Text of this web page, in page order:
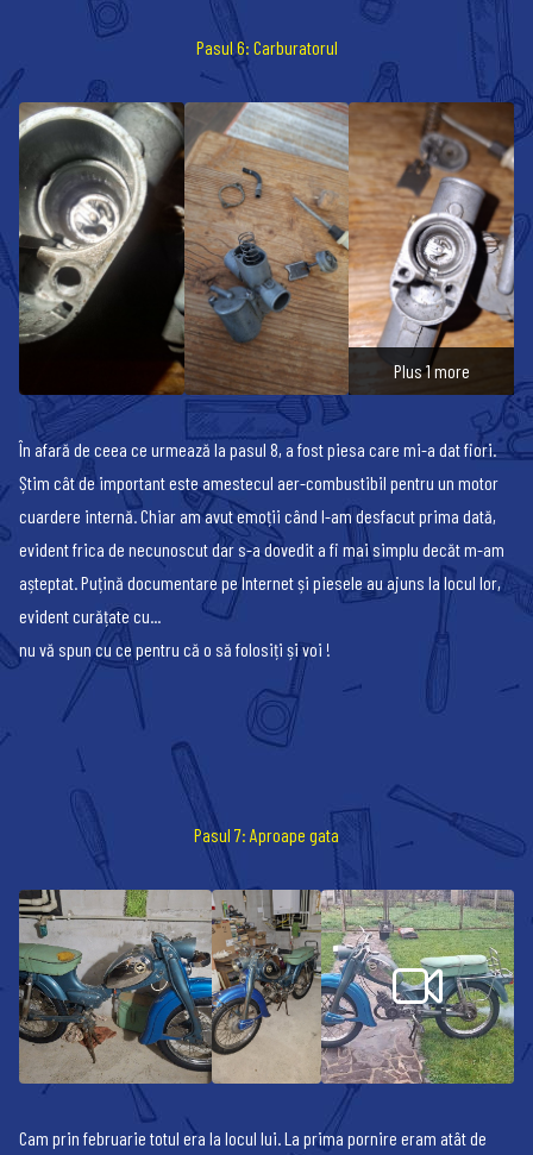
Pasul 6: Carburatorul
Plus 1 more
În afară de ceea ce urmează la pasul 8, a fost piesa care mi-a dat fiori.
Știm cât de important este amestecul aer-combustibil pentru un motor
cuardere internă. Chiar am avut emoții când l-am desfacut prima dată,
evident frica de necunoscut dar s-a dovedit a fi mai simplu decăt m-am
așteptat. Puțină documentare pe Internet și piesele au ajuns la locul lor,
evident curățate cu...
nu vă spun cu ce pentru că o să folosiți și voi !
Pasul 7: Aproape gata
Cam prin februarie totul era la locul lui. La prima pornire eram atât de